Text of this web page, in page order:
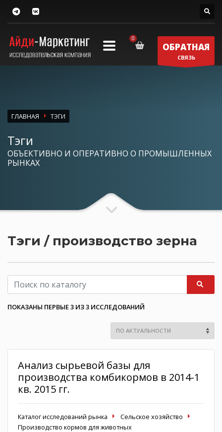
ОБРАТНАЯ
СВЯЗЬ
ГЛАВНАЯ ТЭГИ
Тэги
ОБЪЕКТИВНО И ОПЕРАТИВНО О ПРОМЫШЛЕННЫХ
РЫНКАХ
Тэги / производство зерна
ПОКАЗАНЫ ПЕРВЫЕ 3 ИЗ 3 ИССЛЕДОВАНИЙ
Анализ сырьевой базы для
производства комбикормов в 2014-1
кв. 2015 гг.
Каталог исследований рынка
Сельское хозяйство
Производство кормов для животных